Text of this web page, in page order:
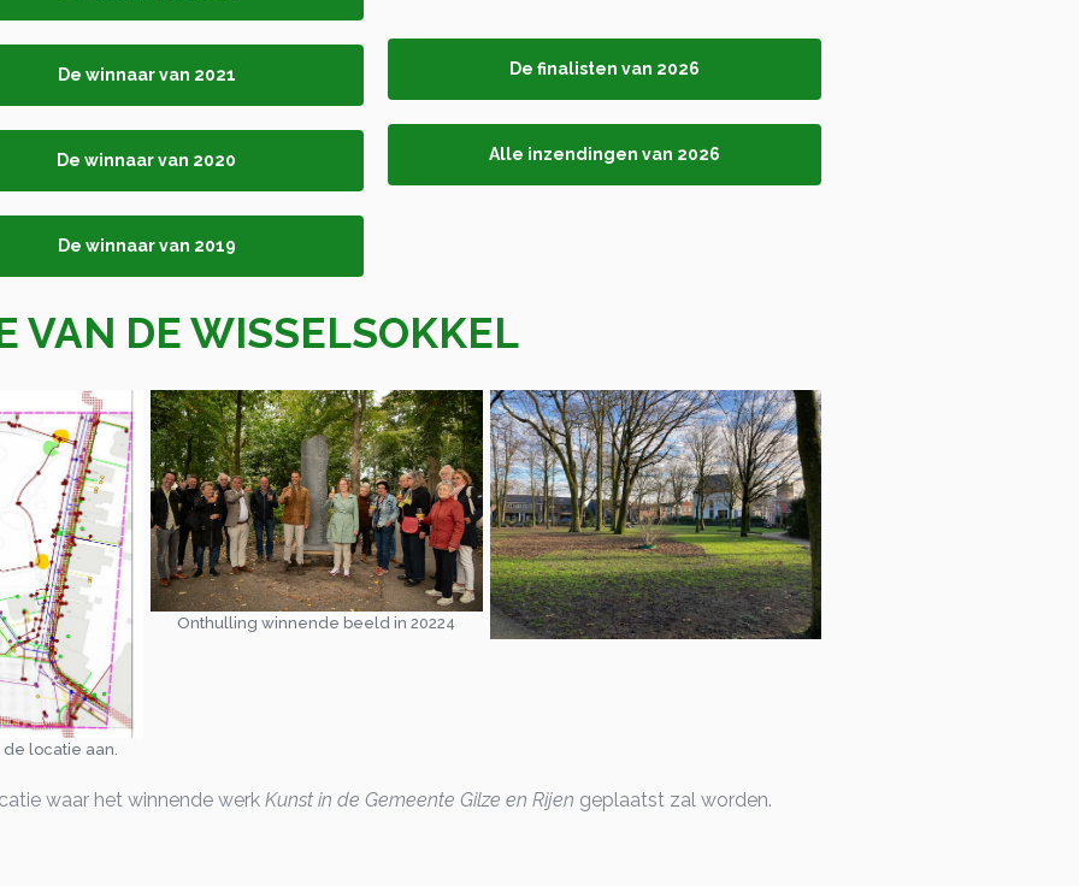
De winnaar van 2021
De winnaar van 2020
De winnaar van 2019
De finalisten van 2026
Alle inzendingen van 2026
VAN DE WISSELSOKKEL
locatie aan.
Onthulling winnende beeld in 20224
waar het winnende werk Kunst in de Gemeente Gilze en Rijen geplaatst zal worden.